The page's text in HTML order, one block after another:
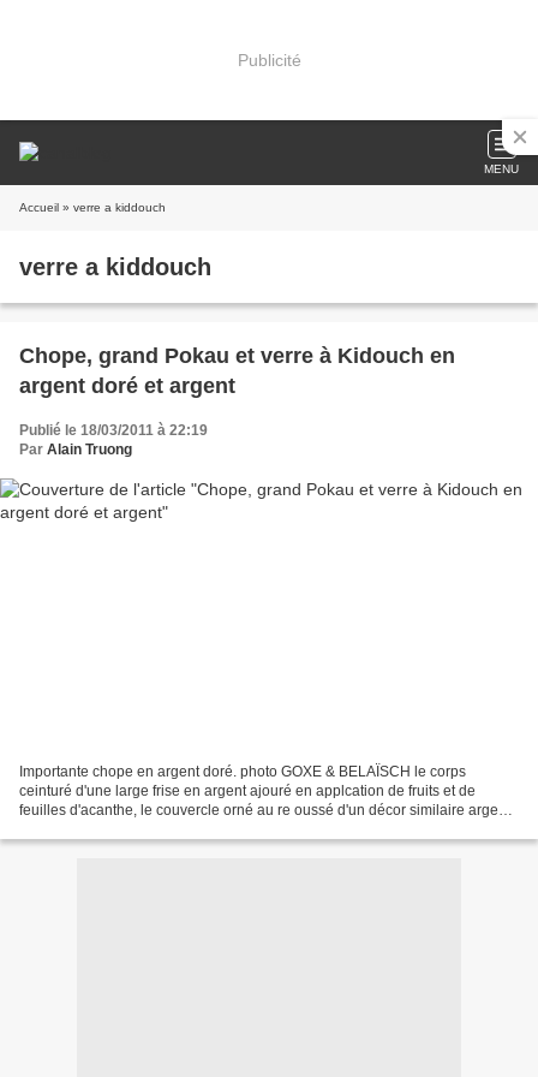
Publicité
MENU
Accueil » verre a kiddouch
verre a kiddouch
Chope, grand Pokau et verre à Kidouch en
argent doré et argent
Publié le 18/03/2011 à 22:19
Par Alain Truong
Importante chope en argent doré. photo GOXE & BELAÏSCH le corps
ceinturé d'une large frise en argent ajouré en applcation de fruits et de
feuilles d'acanthe, le couvercle orné au re oussé d'un décor similaire argent